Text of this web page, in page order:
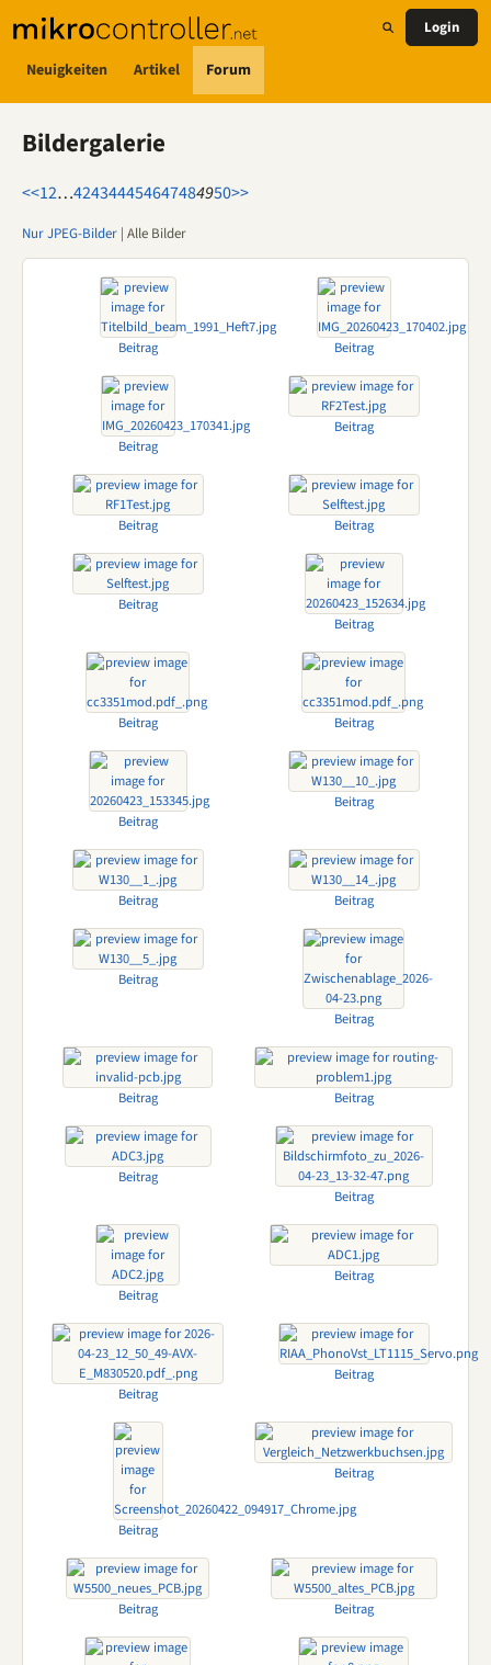
Neuigkeiten Artikel Forum
Login
Bildergalerie
<<12…424344454647484950>>
Nur JPEG-Bilder | Alle Bilder
Beitrag Beitrag
Beitrag
Beitrag
Beitrag Beitrag
Beitrag
Beitrag
Beitrag Beitrag
Beitrag
Beitrag
Beitrag Beitrag
Beitrag
Beitrag
Beitrag Beitrag
Beitrag
Beitrag
Beitrag
Beitrag
Beitrag
Beitrag
Beitrag
Beitrag
Beitrag Beitrag